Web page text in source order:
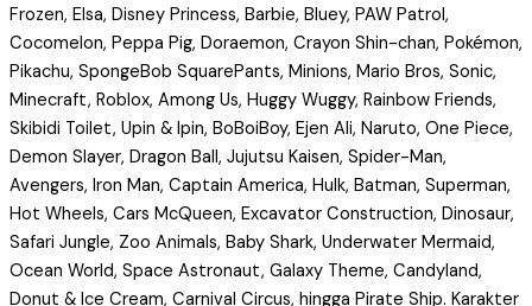
Frozen, Elsa, Disney Princess, Barbie, Bluey, PAW Patrol,
Cocomelon, Peppa Pig, Doraemon, Crayon Shin-chan, Pokémon,
Pikachu, SpongeBob SquarePants, Minions, Mario Bros, Sonic,
Minecraft, Roblox, Among Us, Huggy Wuggy, Rainbow Friends,
Skibidi Toilet, Upin & Ipin, BoBoiBoy, Ejen Ali, Naruto, One Piece,
Demon Slayer, Dragon Ball, Jujutsu Kaisen, Spider-Man,
Avengers, Iron Man, Captain America, Hulk, Batman, Superman,
Hot Wheels, Cars McQueen, Excavator Construction, Dinosaur,
Safari Jungle, Zoo Animals, Baby Shark, Underwater Mermaid,
Ocean World, Space Astronaut, Galaxy Theme, Candyland,
Donut & Ice Cream, Carnival Circus, hingga Pirate Ship. Karakter